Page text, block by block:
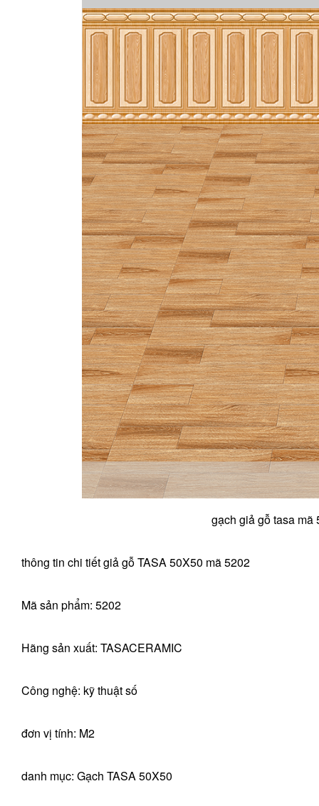
gạch giả gỗ tasa
thông tin chi tiết giả gỗ TASA 50X50 mã 5202
Mã sản phẩm: 5202
Hãng sản xuất: TASACERAMIC
Công nghệ: kỹ thuật số
đơn vị tính: M2
danh mục: Gạch TASA 50X50